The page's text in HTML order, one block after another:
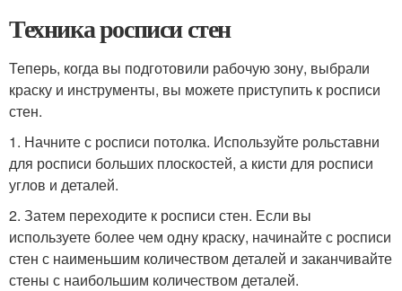
Техника росписи стен
Теперь, когда вы подготовили рабочую зону, выбрали
краску и инструменты, вы можете приступить к росписи
стен.
1. Начните с росписи потолка. Используйте рольставни
для росписи больших плоскостей, а кисти для росписи
углов и деталей.
2. Затем переходите к росписи стен. Если вы
используете более чем одну краску, начинайте с росписи
стен с наименьшим количеством деталей и заканчивайте
стены с наибольшим количеством деталей.